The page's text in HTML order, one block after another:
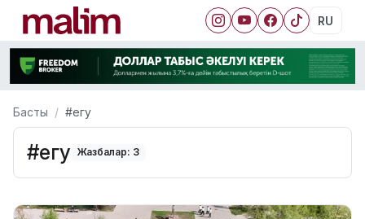
RU
Басты #егу
#егу Жазбалар: 3